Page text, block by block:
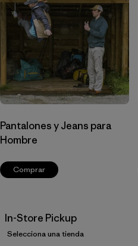
Pantalones y Jeans para
Hombre
Comprar
In-Store Pickup
Selecciona una tienda